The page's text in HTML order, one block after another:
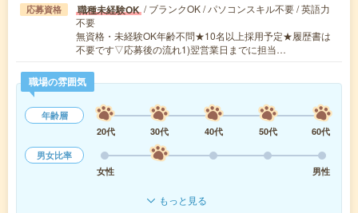
応募資格 職種未経験OK / ブランクOK / パソコンスキル不要 / 英語力
不要
無資格・未経験OK年齢不問★10名以上採用予定★履歴書は
不要です▽応募後の流れ1)翌営業日までに担当…
職場の雰囲気
年齢層
20代
30代 40代 50代
60代
男女比率
女性
男性
もっと見る